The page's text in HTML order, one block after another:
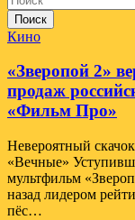
Поиск
Кино
«Зверопой 2»
продаж
«Фильм Про»
Невероятный
«Вечные»
мультфильм
назад лидером
пёс…